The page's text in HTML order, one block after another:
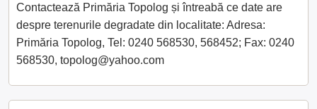
Contactează Primăria Topolog și întreabă ce date are
despre terenurile degradate din localitate: Adresa:
Primăria Topolog, Tel: 0240 568530, 568452; Fax: 0240
568530, topolog@yahoo.com